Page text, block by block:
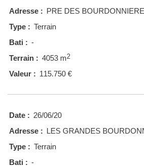
Adresse : PRE DES
Type : Terrain
Bati : -
Terrain : 4053 m2
Valeur : 115.750 €
Date : 26/06/20
Adresse : LES GRANDES
Type : Terrain
Bati : -